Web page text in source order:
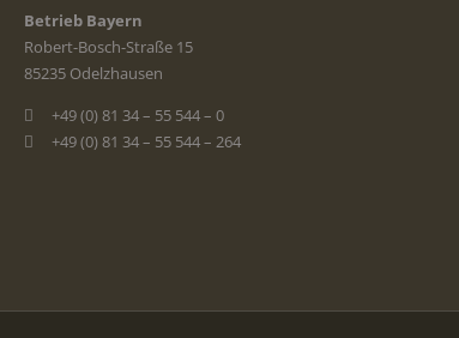
Betrieb Bayern
Robert-Bosch-Straße 15
85235 Odelzhausen
+49 (0) 81 34 – 55 544 – 0
+49 (0) 81 34 – 55 544 – 264